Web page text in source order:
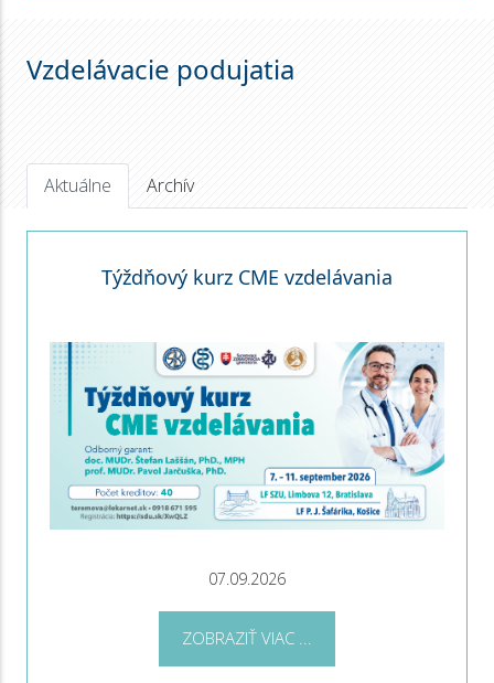
Vzdelávacie podujatia
Aktuálne Archív
Týždňový kurz CME vzdelávania
07.09.2026
ZOBRAZIŤ VIAC ...